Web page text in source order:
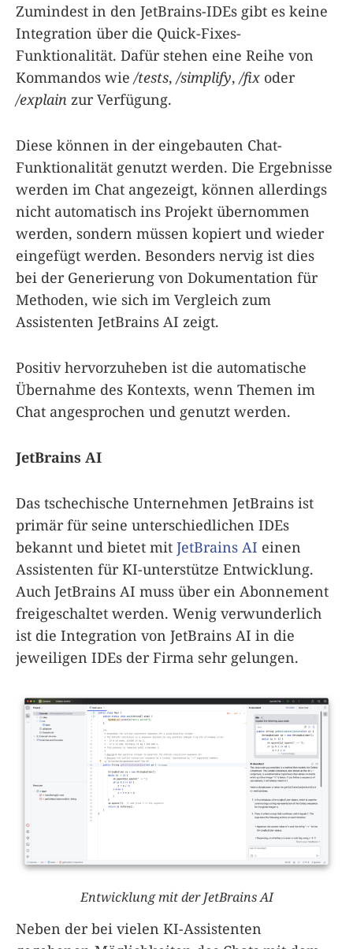
Zumindest in den JetBrains-IDEs gibt es keine
Integration über die Quick-Fixes-
Funktionalität. Dafür stehen eine Reihe von
Kommandos wie /tests, /simplify, /fix oder
/explain zur Verfügung.
Diese können in der eingebauten Chat-
Funktionalität genutzt werden. Die Ergebnisse
werden im Chat angezeigt, können allerdings
nicht automatisch ins Projekt übernommen
werden, sondern müssen kopiert und wieder
eingefügt werden. Besonders nervig ist dies
bei der Generierung von Dokumentation für
Methoden, wie sich im Vergleich zum
Assistenten JetBrains AI zeigt.
Positiv hervorzuheben ist die automatische
Übernahme des Kontexts, wenn Themen im
Chat angesprochen und genutzt werden.
JetBrains AI
Das tschechische Unternehmen JetBrains ist
primär für seine unterschiedlichen IDEs
bekannt und bietet mit JetBrains AI einen
Assistenten für KI-unterstütze Entwicklung.
Auch JetBrains AI muss über ein Abonnement
freigeschaltet werden. Wenig verwunderlich
ist die Integration von JetBrains AI in die
jeweiligen IDEs der Firma sehr gelungen.
Entwicklung mit der JetBrains AI
Neben der bei vielen KI-Assistenten